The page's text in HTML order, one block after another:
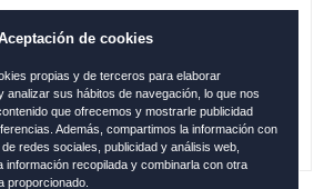
DE LUXE ESPAÑA ORO
de cookies
propias y de terceros para elaborar
analizar sus hábitos de navegación, lo que nos
que ofrecemos y mostrarle publicidad
Además, compartimos la información con
redes sociales, publicidad y análisis web,
información recopilada y combinarla con otra
proporcionado.